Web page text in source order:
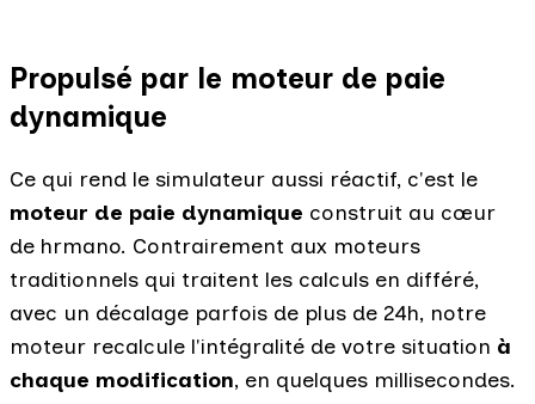
Propulsé par le moteur de paie
dynamique
Ce qui rend le simulateur aussi réactif, c'est le
moteur de paie dynamique construit au cœur
de hrmano. Contrairement aux moteurs
traditionnels qui traitent les calculs en différé,
avec un décalage parfois de plus de 24h, notre
moteur recalcule l'intégralité de votre situation à
chaque modification, en quelques millisecondes.